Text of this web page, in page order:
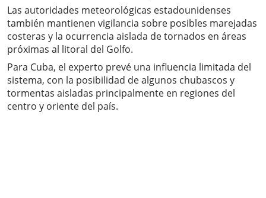
Las autoridades meteorológicas estadounidenses
también mantienen vigilancia sobre posibles marejadas
costeras y la ocurrencia aislada de tornados en áreas
próximas al litoral del Golfo.
Para Cuba, el experto prevé una influencia limitada del
sistema, con la posibilidad de algunos chubascos y
tormentas aisladas principalmente en regiones del
centro y oriente del país.